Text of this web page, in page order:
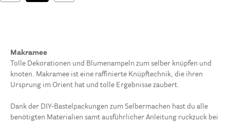
Makramee
Tolle Dekorationen und Blumenampeln zum selber knüpfen und
knoten. Makramee ist eine raffinierte Knüpftechnik, die ihren
Ursprung im Orient hat und tolle Ergebnisse zaubert.
Dank der DIY-Bastelpackungen zum Selbermachen hast du alle
benötigten Materialien samt ausführlicher Anleitung ruckzuck bei